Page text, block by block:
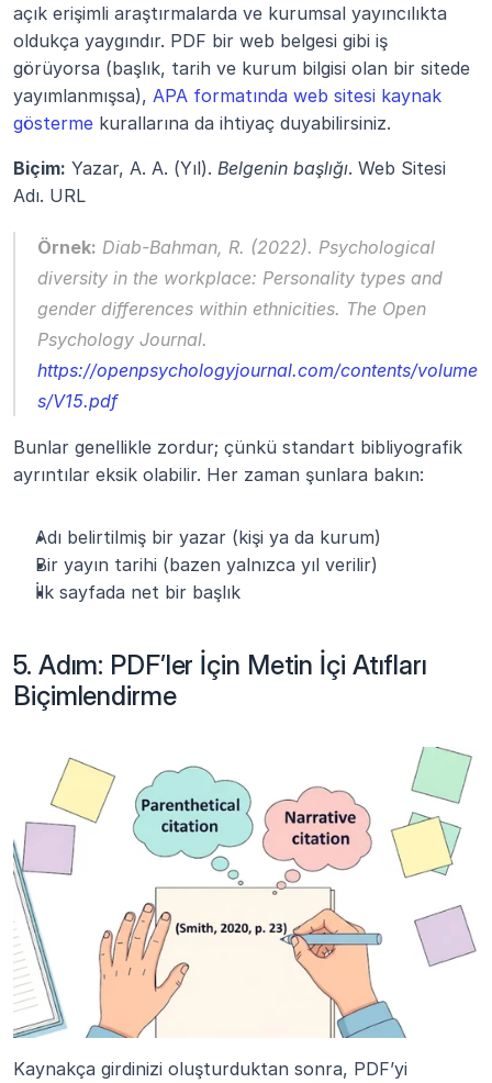
açık erişimli araştırmalarda ve kurumsal yayıncılıkta
oldukça yaygındır. PDF bir web belgesi gibi iş
görüyorsa (başlık, tarih ve kurum bilgisi olan bir sitede
yayımlanmışsa), APA formatında web sitesi kaynak
gösterme kurallarına da ihtiyaç duyabilirsiniz.
Biçim: Yazar, A. A. (Yıl). Belgenin başlığı. Web Sitesi
Adı. URL
Örnek: Diab-Bahman, R. (2022). Psychological
diversity in the workplace: Personality types and
gender differences within ethnicities. The Open
https://openpsychologyjournal.com/contents/volume
s/V15.pdf
Bunlar genellikle zordur; çünkü standart bibliyografik
ayrıntılar eksik olabilir. Her zaman şunlara bakın:
Adı belirtilmiş bir yazar (kişi ya da kurum)
Bir yayın tarihi (bazen yalnızca yıl verilir)
İlk sayfada net bir başlık
5. Adım: PDF’ler İçin Metin İçi Atıfları
Biçimlendirme
Kaynakça girdinizi oluşturduktan sonra, PDF’yi